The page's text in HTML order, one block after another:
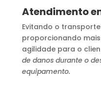
Atendimento
Evitando o
proporcionando
agilidade para o
de danos durante o
equipamento.